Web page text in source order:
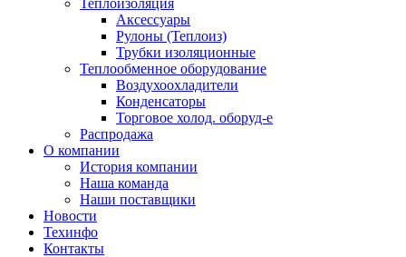
Теплоизоляция
Аксессуары
Рулоны (Теплоиз)
Трубки изоляционные
Теплообменное оборудование
Воздухоохладители
Конденсаторы
Торговое холод. оборуд-е
Распродажа
О компании
История компании
Наша команда
Наши поставщики
Новости
Техинфо
Контакты